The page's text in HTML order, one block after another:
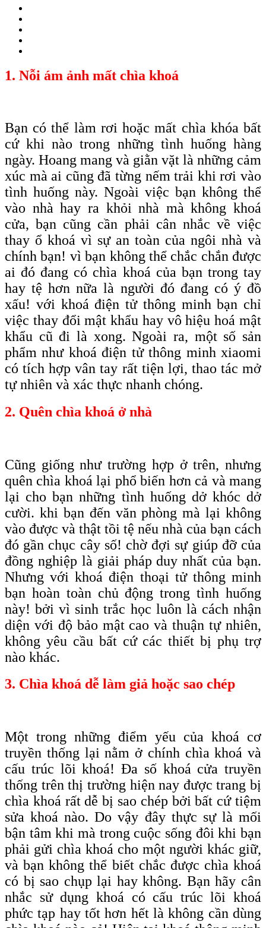
1. Nỗi ám ảnh mất chìa khoá
Bạn có thể làm rơi hoặc mất chìa khóabất
cứ khi nào trong những tình huống hàng
ngày. Hoang mang và giằn vặt là những cảm
xúc mà ai cũng đã từng nếm trải khi rơi vào
tình huống này. Ngoài việc bạn không thể
vào nhà hay ra khỏi nhà mà không khoá
cửa, bạn cũng cần phải cân nhắc về việc
thay ổ khoá vì sự an toàn của ngôi nhà và
chính bạn! vì bạn không thể chắc chắn được
ai đó đang có chìa khoá của bạn trong tay
hay tệ hơn nữa là người đó đang có ý đồ
xấu! với khoá điện tử thông minh bạn chỉ
việc thay đổi mật khẩu hay vô hiệu hoá mật
khẩu cũ đi là xong. Ngoài ra, một số sản
phẩm như khoá điện tử thông minh xiaomi
có tích hợp vân tay rất tiện lợi, thao tác mở
tự nhiên và xác thực nhanh chóng.
2. Quên chìa khoá ở nhà
Cũng giống như trường hợp ở trên, nhưng
quên chìa khoá lại phổ biến hơn cả và mang
lại cho bạn những tình huống dở khóc dở
cười. khi bạn đến văn phòng mà lại không
vào được và thật tồi tệ nếu nhà của bạn cách
đó gần chục cây số! chờ đợi sự giúp đỡ của
đồng nghiệp là giải pháp duy nhất của bạn.
Nhưng với khoá điện thoại tử thông minh
bạn hoàn toàn chủ động trong tình huống
này! bởi vì sinh trắc học luôn là cách nhận
diện với độ bảo mật cao và thuận tự nhiên,
không yêu cầu bất cứ các thiết bị phụ trợ
nào khác.
3. Chìa khoá dễ làm giả hoặc sao chép
Một trong những điểm yếu của khoá cơ
truyền thống lại nằm ở chính chìa khoá và
cấu trúc lõi khoá! Đa số khoá cửa truyền
thống trên thị trường hiện nay được trang bị
chìa khoá rất dễ bị sao chép bởi bất cứ tiệm
sửa khoá nào. Do vậy đây thực sự là mối
bận tâm khi mà trong cuộc sống đôi khi bạn
phải gửi chìa khoá cho một người khác giữ,
và bạn không thể biết chắc được chìa khoá
có bị sao chụp lại hay không. Bạn hãy cân
nhắc sử dụng khoá có cấu trúc lõi khoá
phức tạp hay tốt hơn hết là không cần dùng